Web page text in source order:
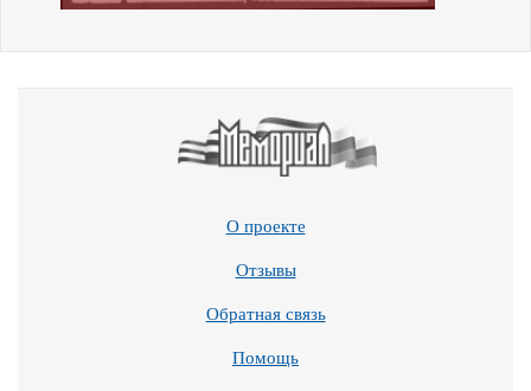
О проекте
Отзывы
Обратная связь
Помощь